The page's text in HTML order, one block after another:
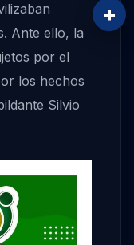
Ante ello, la
por el
los hechos
Silvio
+